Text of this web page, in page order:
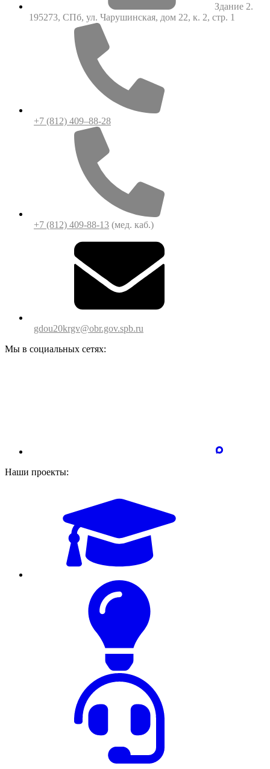
Здание 2.
195273, СПб, ул. Чарушинская, дом 22, к. 2, стр. 1
+7 (812) 409–88-28
+7 (812) 409-88-13 (мед. каб.)
gdou20krgv@obr.gov.spb.ru
Мы в социальных сетях:
Наши проекты: